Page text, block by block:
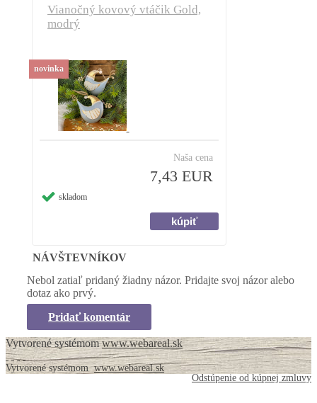
Vianočný kovový vtáčik Gold,
modrý
Naša cena
7,43 EUR
skladom
novinka
NÁVŠTEVNÍKOV
Nebol zatiaľ pridaný žiadny názor. Pridajte svoj názor alebo
dotaz ako prvý.
Pridať komentár
Vytvorené systémomwww.webareal.sk
Vytvorené systémom www.webareal.sk
Odstúpenie od kúpnej zmluvy